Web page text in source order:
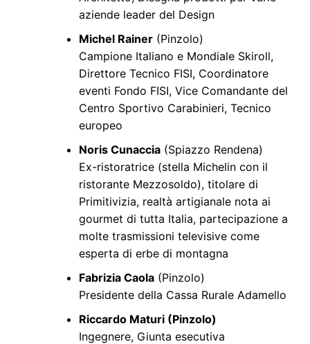
aziende leader del Design
Michel Rainer(Pinzolo)
Campione Italiano e Mondiale Skiroll,
Direttore Tecnico FISI, Coordinatore
eventi Fondo FISI, Vice Comandante del
Centro Sportivo Carabinieri, Tecnico
europeo
Noris Cunaccia(Spiazzo Rendena)
Ex-ristoratrice (stella Michelin con il
ristorante Mezzosoldo), titolare di
Primitivizia, realtà artigianale nota ai
gourmet di tutta Italia, partecipazione a
molte trasmissioni televisive come
esperta di erbe di montagna
Fabrizia Caola(Pinzolo)
Presidente della Cassa Rurale Adamello
Riccardo Maturi (Pinzolo)
Ingegnere, Giunta esecutiva